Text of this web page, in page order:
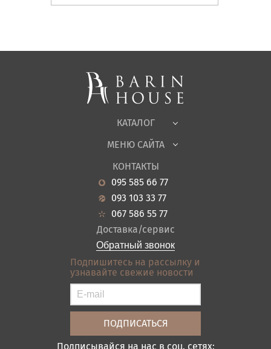
КАТАЛОГ
Спальни, Кровати
Корпусная мебель
Офисная мебель
Садовая мебель
Гостиная
Кухня
Прихожие
Ванная
Акции
МЕНЮ САЙТА
О нас
Новости
Гарантия
Кредит
Оплата и доставка
Отзывы
Контакты
Карта сайта
Условия покупки
КОНТАКТЫ
095 585 66 77
093 103 33 77
067 586 55 77
Доставка/сервис
Обратный звонок
Подпишитесь на рассылку и
узнавайте свежие новости
Подписывайся на нас в соц. сетях: